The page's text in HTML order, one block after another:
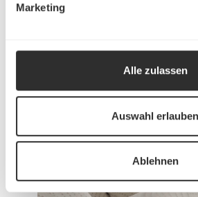
Marketing
Alle zulassen
Auswahl erlauben
Ablehnen